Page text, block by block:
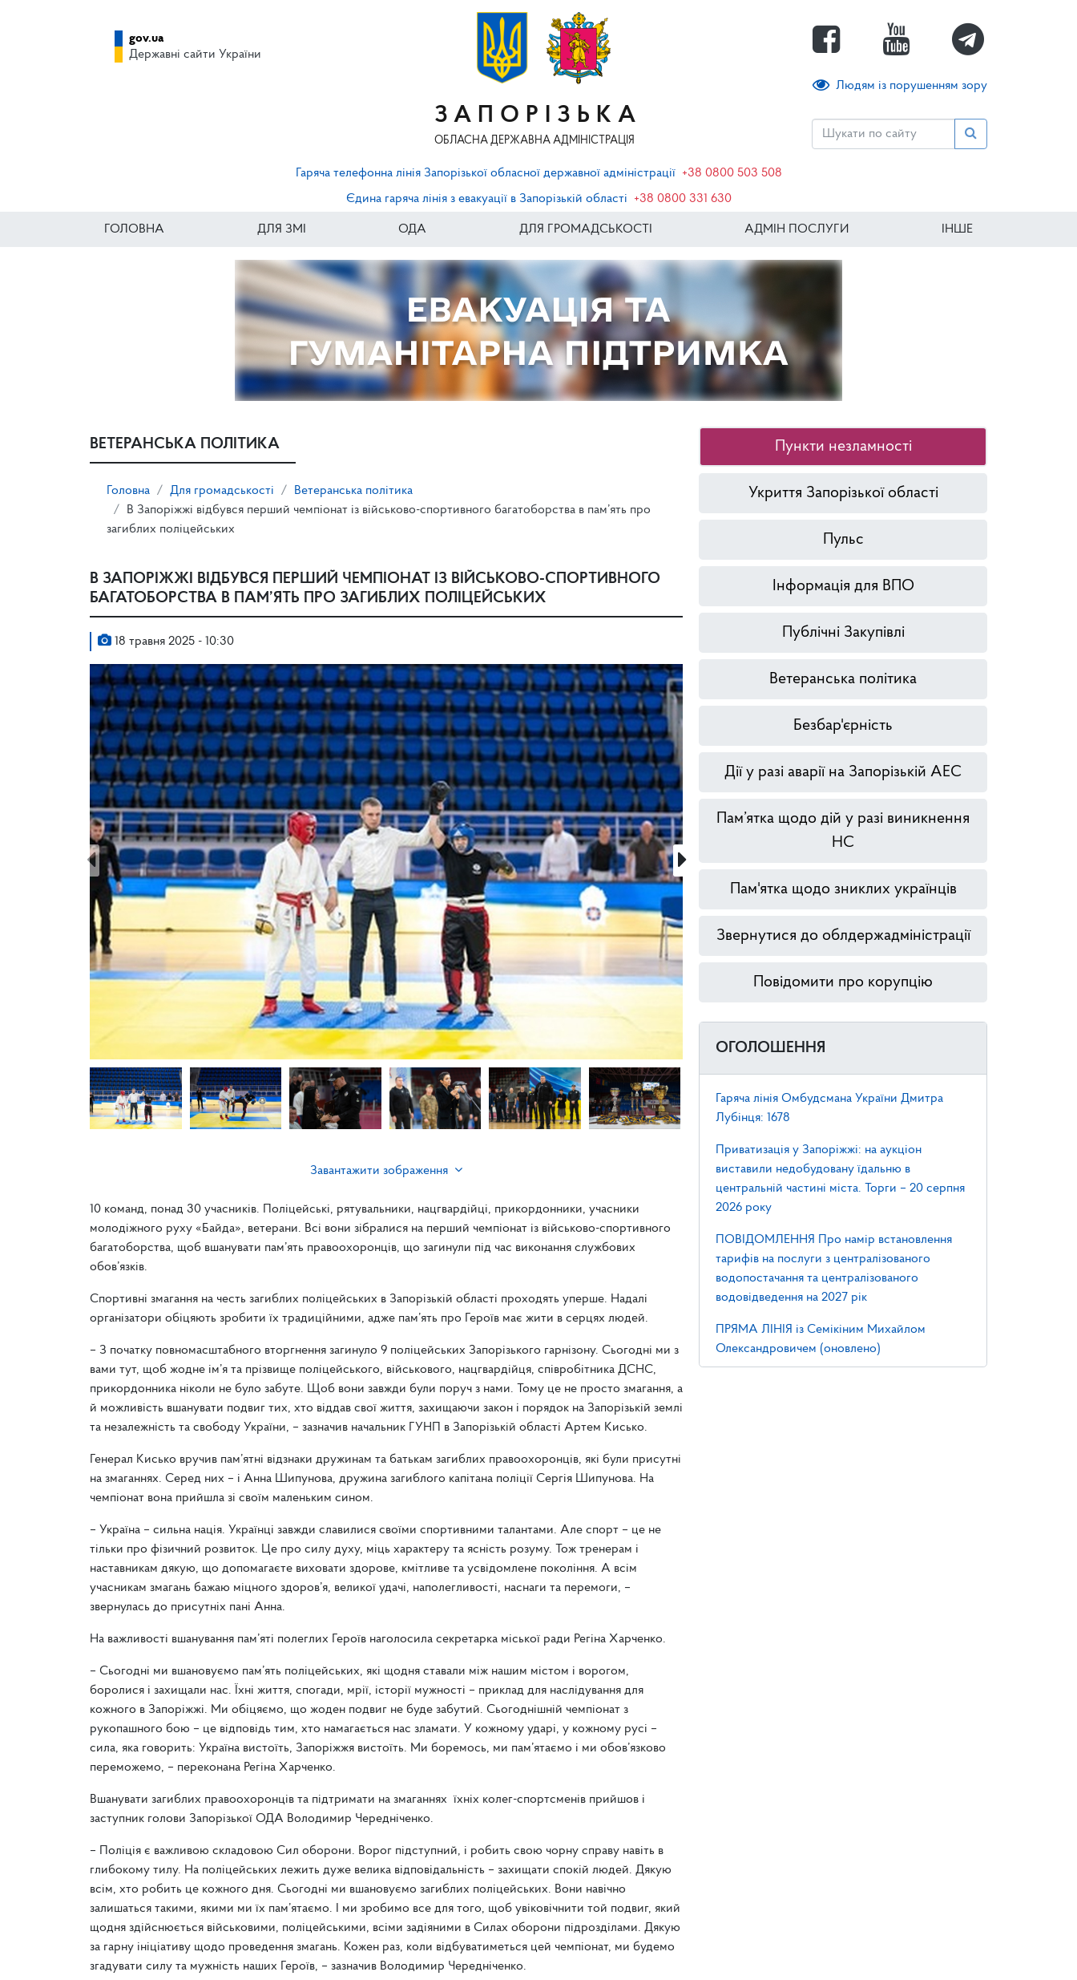
ЗАПОРІЗЬКА
ОБЛАСНА ДЕРЖАВНА АДМІНІСТРАЦІЯ
Людям із порушенням зору
gov.ua
Державні сайти України
Гаряча телефонна лінія Запорізької обласної державної адміністрації +38 0800 503 508
Єдина гаряча лінія з евакуації в Запорізькій області
+38 0800 331 630
ГОЛОВНА ДЛЯ ЗМІ ОДА ДЛЯ ГРОМАДСЬКОСТІ АДМІН ПОСЛУГИ ІНШЕ
ВЕТЕРАНСЬКА ПОЛІТИКА
Головна Для громадськості
Ветеранська політика
В Запоріжжі відбувся перший чемпіонат із військово-спортивного багатоборства в пам’ять про
загиблих поліцейських
В ЗАПОРІЖЖІ ВІДБУВСЯ ПЕРШИЙ ЧЕМПІОНАТ ІЗ ВІЙСЬКОВО-СПОРТИВНОГО
БАГАТОБОРСТВА В ПАМ’ЯТЬ ПРО ЗАГИБЛИХ ПОЛІЦЕЙСЬКИХ
18 травня 2025 - 10:30
Завантажити зображення
10 команд, понад 30 учасників. Поліцейські, рятувальники, нацгвардійці, прикордонники, учасники
молодіжного руху «Байда», ветерани. Всі вони зібралися на перший чемпіонат із військово-спортивного
багатоборства, щоб вшанувати пам’ять правоохоронців, що загинули під час виконання службових
обов’язків.
Спортивні змагання на честь загиблих поліцейських в Запорізькій області проходять уперше. Надалі
організатори обіцяють зробити їх традиційними, адже пам’ять про Героїв має жити в серцях людей.
– З початку повномасштабного вторгнення загинуло 9 поліцейських Запорізького гарнізону. Сьогодні ми з
вами тут, щоб жодне ім’я та прізвище поліцейського, військового, нацгвардійця, співробітника ДСНС,
прикордонника ніколи не було забуте. Щоб вони завжди були поруч з нами. Тому це не просто змагання, а
й можливість вшанувати подвиг тих, хто віддав свої життя, захищаючи закон і порядок на Запорізькій землі
та незалежність та свободу України, – зазначив начальник ГУНП в Запорізькій області Артем Кисько.
Генерал Кисько вручив пам’ятні відзнаки дружинам та батькам загиблих правоохоронців, які були присутні
на змаганнях. Серед них – і Анна Шипунова, дружина загиблого капітана поліції Сергія Шипунова. На
чемпіонат вона прийшла зі своїм маленьким сином.
– Україна – сильна нація. Українці завжди славилися своїми спортивними талантами. Але спорт – це не
тільки про фізичний розвиток. Це про силу духу, міць характеру та ясність розуму. Тож тренерам і
наставникам дякую, що допомагаєте виховати здорове, кмітливе та усвідомлене покоління. А всім
учасникам змагань бажаю міцного здоров’я, великої удачі, наполегливості, наснаги та перемоги, –
звернулась до присутніх пані Анна.
На важливості вшанування пам’яті полеглих Героїв наголосила секретарка міської ради Регіна Харченко.
– Сьогодні ми вшановуємо пам’ять поліцейських, які щодня ставали між нашим містом і ворогом,
боролися і захищали нас. Їхні життя, спогади, мрії, історії мужності – приклад для наслідування для
кожного в Запоріжжі. Ми обіцяємо, що жоден подвиг не буде забутий. Сьогоднішній чемпіонат з
рукопашного бою – це відповідь тим, хто намагається нас зламати. У кожному ударі, у кожному русі –
сила, яка говорить: Україна вистоїть, Запоріжжя вистоїть. Ми боремось, ми пам’ятаємо і ми обов’язково
переможемо, – переконана Регіна Харченко.
Вшанувати загиблих правоохоронців та підтримати на змаганнях їхніх колег-спортсменів прийшов і
заступник голови Запорізької ОДА Володимир Чередніченко.
– Поліція є важливою складовою Сил оборони. Ворог підступний, і робить свою чорну справу навіть в
глибокому тилу. На поліцейських лежить дуже велика відповідальність – захищати спокій людей. Дякую
всім, хто робить це кожного дня. Сьогодні ми вшановуємо загиблих поліцейських. Вони навічно
залишаться такими, якими ми їх пам’ятаємо. І ми зробимо все для того, щоб увіковічнити той подвиг, який
щодня здійснюється військовими, поліцейськими, всіми задіяними в Силах оборони підрозділами. Дякую
за гарну ініціативу щодо проведення змагань. Кожен раз, коли відбуватиметься цей чемпіонат, ми будемо
згадувати силу та мужність наших Героїв, – зазначив Володимир Чередніченко.
Пункти незламності
Укриття Запорізької області
Пульс
Інформація для ВПО
Публічні Закупівлі
Ветеранська політика
Безбар'єрність
Дії у разі аварії на Запорізькій АЕС
Пам’ятка щодо дій у разі виникнення
НС
Пам'ятка щодо зниклих українців
Звернутися до облдержадміністрації
Повідомити про корупцію
ОГОЛОШЕННЯ
Гаряча лінія Омбудсмана України Дмитра
Лубінця: 1678
Приватизація у Запоріжжі: на аукціон
виставили недобудовану їдальню в
центральній частині міста. Торги – 20 серпня
2026 року
ПОВІДОМЛЕННЯ Про намір встановлення
тарифів на послуги з централізованого
водопостачання та централізованого
водовідведення на 2027 рік
ПРЯМА ЛІНІЯ із Семікіним Михайлом
Олександровичем (оновлено)